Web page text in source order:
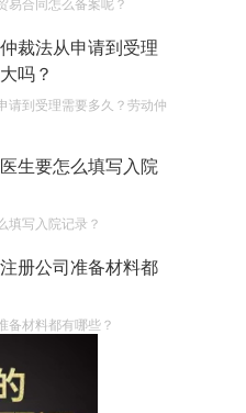
易合同怎么备案呢？
裁法从申请到受理
吗？
请到受理需要多久？劳动仲
生要怎么填写入院
填写入院记录？
册公司准备材料都
备材料都有哪些？